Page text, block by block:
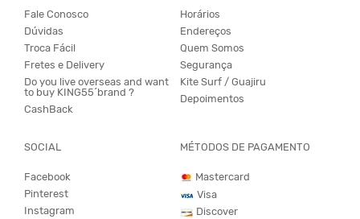
Fale Conosco
Dúvidas
Troca Fácil
Fretes e Delivery
Do you live overseas and want
to buy KING55´brand ?
CashBack
Horários
Endereços
Quem Somos
Segurança
Kite Surf / Guajiru
Depoimentos
SOCIAL
Facebook
Pinterest
Instagram
MÉTODOS DE PAGAMENTO
Mastercard
Visa
Discover